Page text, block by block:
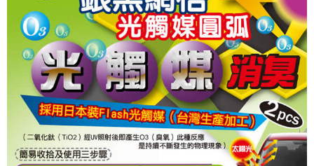
５．嚴禁一人註冊多個帳號或使用他人資訊註冊。若發現惡意使用之情形，
恩沛科技股份有限公司將有權停止該用戶之使用額度並採取法律行動。